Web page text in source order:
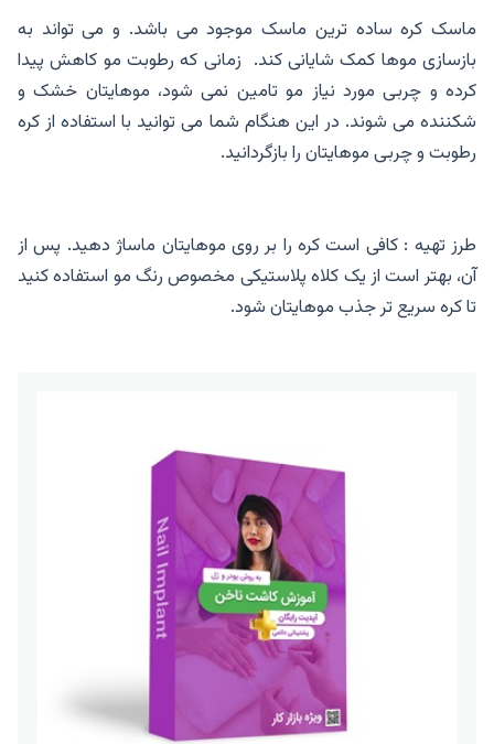
ماسک کره ساده ترین ماسک موجود می باشد. و می تواند به
بازسازی موها کمک شایانی کند. زمانی که رطوبت مو کاهش پیدا
کرده و چربی مورد نیاز مو تامین نمی شود، موهایتان خشک و
شکننده می شوند. در این هنگام شما می توانید با استفاده از کره
رطوبت و چربی موهایتان را بازگردانید.
طرز تهیه : کافی است کره را بر روی موهایتان ماساژ دهید. پس از
آن، بهتر است از یک کلاه پلاستیکی مخصوص رنگ مو استفاده کنید
تا کره سریع تر جذب موهایتان شود.